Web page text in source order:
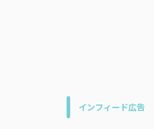
インフィード広告